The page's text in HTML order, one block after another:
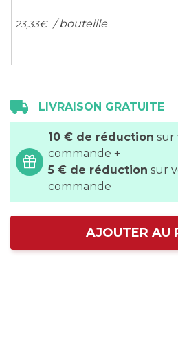
23,33€ / bouteille
LIVRAISON GRATUITE
10 € de réduction sur
commande +
5 € de réduction sur
commande
AJOUTER AU